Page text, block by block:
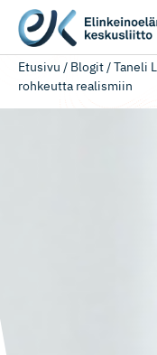
Etusivu / Blogit/Taneli
rohkeutta realismiin